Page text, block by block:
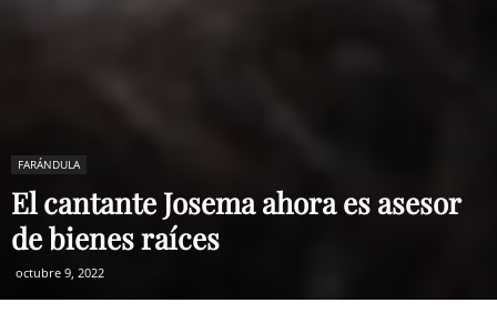
FARÁNDULA
El cantante Josema ahora es asesor
de bienes raíces
octubre 9, 2022